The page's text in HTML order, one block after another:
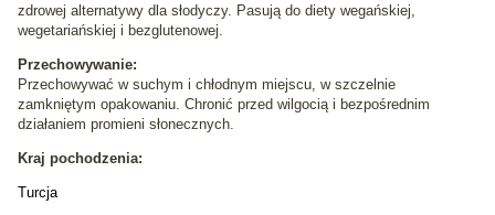
zdrowej alternatywy dla słodyczy. Pasują do diety wegańskiej,
wegetariańskiej i bezglutenowej.
Przechowywanie:
Przechowywać w suchym i chłodnym miejscu, w szczelnie
zamkniętym opakowaniu. Chronić przed wilgocią i bezpośrednim
działaniem promieni słonecznych.
Kraj pochodzenia:
Turcja